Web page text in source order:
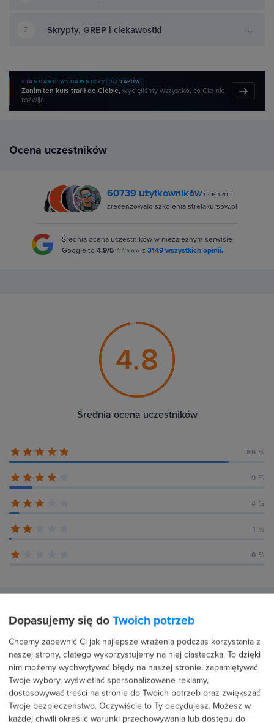
7 Skrypty, GREP i ciekawostki
STANDARD WYDAWNICZY 5 ETAPÓW
Zanim ten kurs trafił do Ciebie,wycięliśmy wszystko, co Cię nie
rozwija.
Ocena uczestników
60739 użytkownikówoceniło i
zrecenzowało szkolenia strefakursów.pl
Średnia ocena uczestników w niezależnym serwisie
Google to 4.9/5 ⭐⭐⭐⭐⭐ z 3149 wszystkich opinii.
4.8
Średnia ocena uczestników
86 %
9 %
4 %
1 %
0 %
Recenzje użytkowników (80)
21 lipca 2026 Potwierdzona transakcja
Dagmara Lipińska Sołowiej
PROFIL PUBLICZNY
Dopasujemy się do Twoich potrzeb
Chcemy zapewnić Ci jak najlepsze wrażenia podczas korzystania z
naszej strony, dlatego wykorzystujemy na niej ciasteczka. To dzięki
nim możemy wychwytywać błędy na naszej stronie, zapamiętywać
Twoje wybory, wyświetlać spersonalizowane reklamy,
dostosowywać treści na stronie do Twoich potrzeb oraz zwiększać
Twoje bezpieczeństwo. Oczywiście to Ty decydujesz. Możesz w
każdej chwili określić warunki przechowywania lub dostępu do